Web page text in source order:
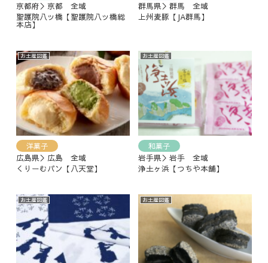
京都府＞京都 全域
聖護院八ッ橋【聖護院八ッ橋総
本店】
群馬県＞群馬 全域
上州麦豚【JA群馬】
お土産図鑑
洋菓子
広島県＞広島 全域
くりーむパン【八天堂】
お土産図鑑
和菓子
岩手県＞岩手 全域
浄土ヶ浜【つちや本舗】
お土産図鑑 お土産図鑑